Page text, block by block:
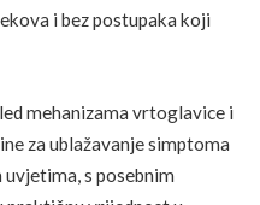
i bez postupaka koji
mehanizama vrtoglavice i
za ublažavanje simptoma
s posebnim